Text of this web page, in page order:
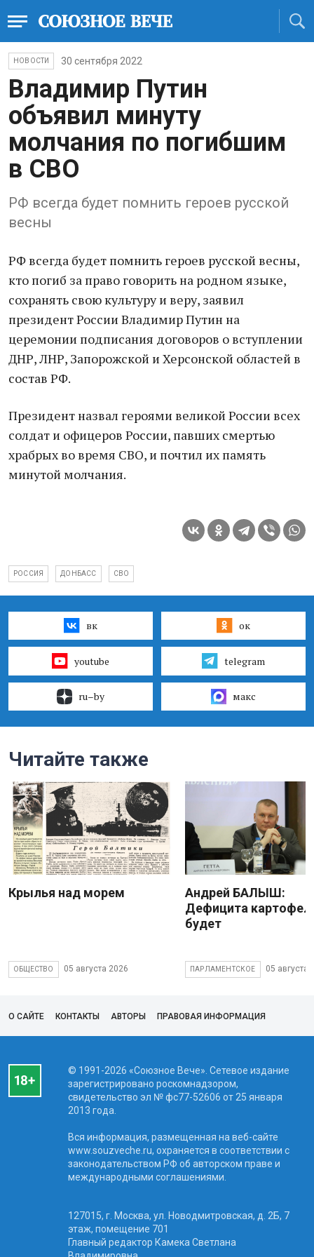
НОВОСТИ 30 сентября 2022
Владимир Путин
объявил минуту
молчания по погибшим
в СВО
РФ всегда будет помнить героев русской
весны
РФ всегда будет помнить героев русской весны,
кто погиб за право говорить на родном языке,
сохранять свою культуру и веру, заявил
президент России Владимир Путин на
церемонии подписания договоров о вступлении
ДНР, ЛНР, Запорожской и Херсонской областей в
состав РФ.
Президент назвал героями великой России всех
солдат и офицеров России, павших смертью
храбрых во время СВО, и почтил их память
минутой молчания.
РОССИЯ ДОНБАСС СВО
вк ок
youtube telegram
ru–by макс
Читайте также
Крылья над морем
ОБЩЕСТВО 05 августа 2026
Андрей БАЛЫШ:
Дефицита
будет
ПАРЛАМЕНТСКОЕ 05 августа
О САЙТЕ КОНТАКТЫ АВТОРЫ ПРАВОВАЯ ИНФОРМАЦИЯ
© 1991-2026 «Союзное Вече». Сетевое издание
зарегистрировано роскомнадзором,
свидетельство эл № фc77-52606 от 25 января
2013 года.
Вся информация, размещенная на веб-сайте
www.souzveche.ru, охраняется в соответствии с
законодательством РФ об авторском праве и
международными соглашениями.
127015, г. Москва, ул. Новодмитровская, д. 2Б, 7
этаж, помещение 701
Главный редактор Камека Светлана